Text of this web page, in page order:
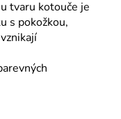
tvaru kotouče je
s pokožkou,